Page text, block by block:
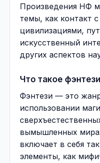
Произведения НФ
темы, как контакт
цивилизациями,
искусственный
других аспектов
Что такое
Фэнтези — это
использовании
вымышленных
включает в себя
элементы, как